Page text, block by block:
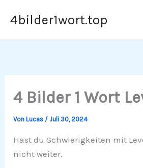
Inhalt
4bilder1wort.top
4 Bilder 1 Wort
VonLucas /Juli 30, 2024
Hast du Schwierigkeiten mit
nicht weiter.